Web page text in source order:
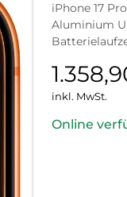
iPhone 17
Aluminium
inkl. MwSt.
Online